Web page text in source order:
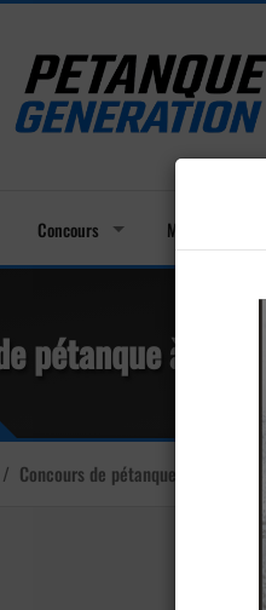
Concours Membres
pétanque à
/ Concours de pétanque à Monthyon